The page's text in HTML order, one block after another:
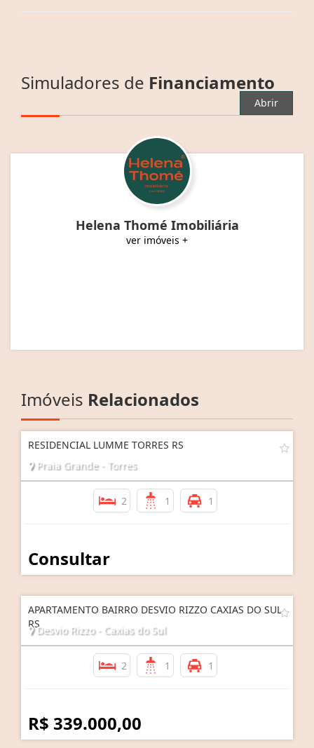
Simuladores de Financiamento
Abrir
Helena Thomé Imobiliária
ver imóveis +
Imóveis Relacionados
RESIDENCIAL LUMME TORRES RS
Praia Grande - Torres
2 1 1
Consultar
APARTAMENTO BAIRRO DESVIO RIZZO CAXIAS DO SUL
RSDesvio Rizzo - Caxias do Sul
2 1 1
R$ 339.000,00